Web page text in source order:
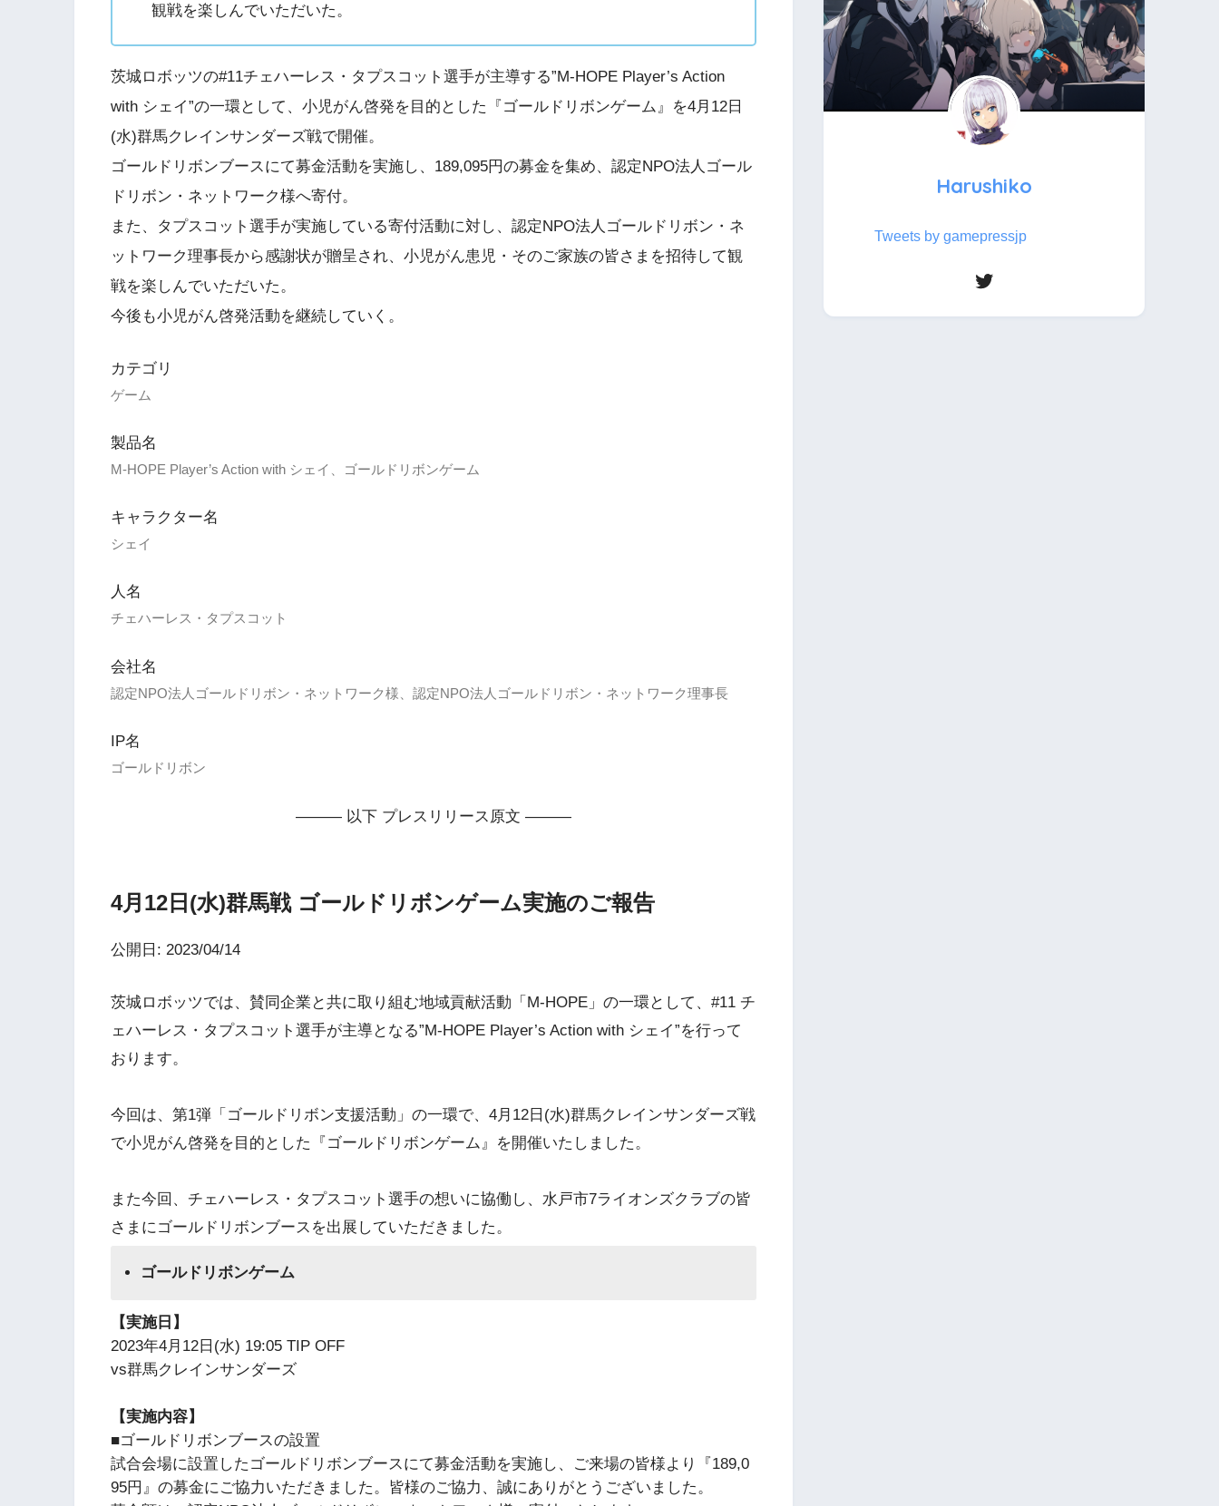
観戦を楽しんでいただいた。
茨城ロボッツの#11チェハーレス・タプスコット選手が主導する”M-HOPE Player’s Action
with シェイ”の一環として、小児がん啓発を目的とした『ゴールドリボンゲーム』を4月12日
(水)群馬クレインサンダーズ戦で開催。
ゴールドリボンブースにて募金活動を実施し、189,095円の募金を集め、認定NPO法人ゴール
ドリボン・ネットワーク様へ寄付。
また、タプスコット選手が実施している寄付活動に対し、認定NPO法人ゴールドリボン・ネ
ットワーク理事長から感謝状が贈呈され、小児がん患児・そのご家族の皆さまを招待して観
戦を楽しんでいただいた。
今後も小児がん啓発活動を継続していく。
カテゴリ
ゲーム
製品名
M-HOPE Player’s Action with シェイ、ゴールドリボンゲーム
キャラクター名
シェイ
人名
チェハーレス・タプスコット
会社名
認定NPO法人ゴールドリボン・ネットワーク様、認定NPO法人ゴールドリボン・ネットワーク理事長
IP名
ゴールドリボン
——— 以下 プレスリリース原文 ———
4月12日(水)群馬戦 ゴールドリボンゲーム実施のご報告
公開日: 2023/04/14
茨城ロボッツでは、賛同企業と共に取り組む地域貢献活動「M-HOPE」の一環として、#11 チ
ェハーレス・タプスコット選手が主導となる”M-HOPE Player’s Action with シェイ”を行って
おります。
今回は、第1弾「ゴールドリボン支援活動」の一環で、4月12日(水)群馬クレインサンダーズ戦
で小児がん啓発を目的とした『ゴールドリボンゲーム』を開催いたしました。
また今回、チェハーレス・タプスコット選手の想いに協働し、水戸市7ライオンズクラブの皆
さまにゴールドリボンブースを出展していただきました。
ゴールドリボンゲーム
【実施日】
2023年4月12日(水) 19:05 TIP OFF
vs群馬クレインサンダーズ
【実施内容】
■ゴールドリボンブースの設置
試合会場に設置したゴールドリボンブースにて募金活動を実施し、ご来場の皆様より『189,0
95円』の募金にご協力いただきました。皆様のご協力、誠にありがとうございました。
Harushiko
Tweets by gamepressjp